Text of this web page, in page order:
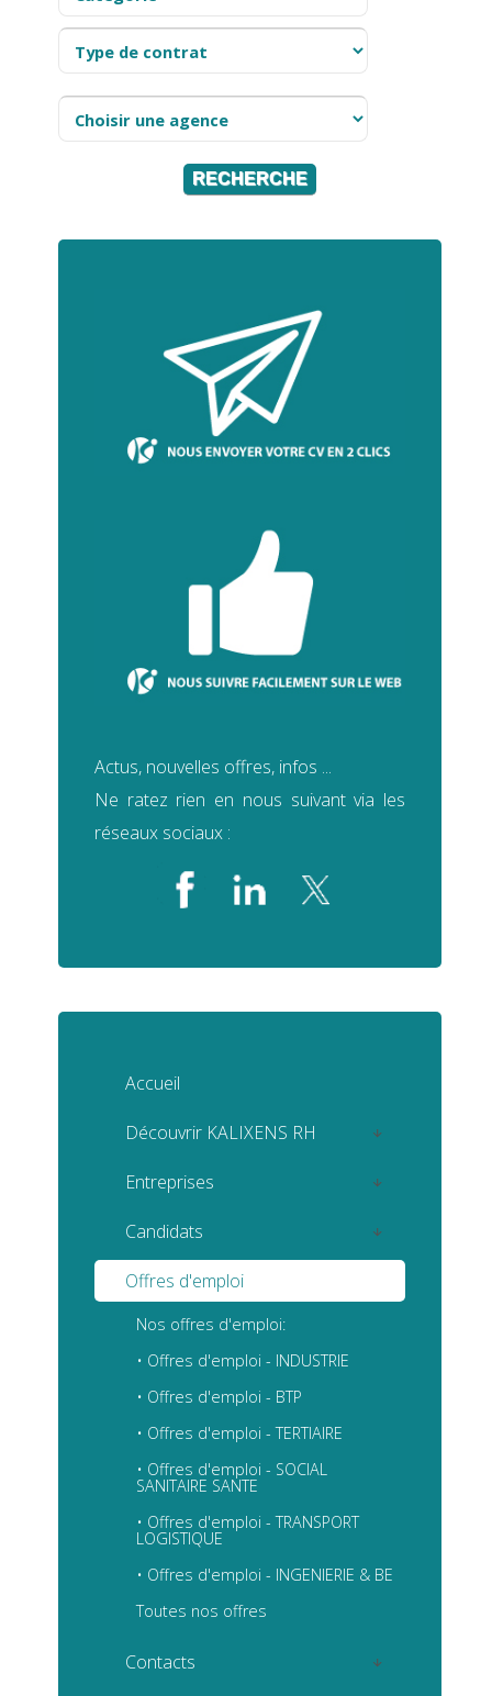
RECHERCHE
Actus, nouvelles offres, infos ...
Ne ratez rien en nous suivant via les
réseaux sociaux :
Accueil
Découvrir KALIXENS RH
KALIXENS RH
• Métiers et services
Entreprises
Espace entreprises
Services et valeurs ajoutées:
• Nos services proposés
• Les valeurs ajoutées
• Nos références
• Formats de recrutements
• Exemples de métiers
• Vous souhaitez recruter ...
Candidats
Espace candidats
• Vecteurs de performance
pour vos recherches
• Nos offres d'emplois
Offres d'emploi
Nos offres d'emploi:
• Offres d'emploi - INDUSTRIE
• Offres d'emploi - BTP
• Offres d'emploi - TERTIAIRE
• Offres d'emploi - SOCIAL
SANITAIRE SANTE
• Offres d'emploi - TRANSPORT
LOGISTIQUE
• Offres d'emploi - INGENIERIE & BE
Toutes nos offres
Contacts